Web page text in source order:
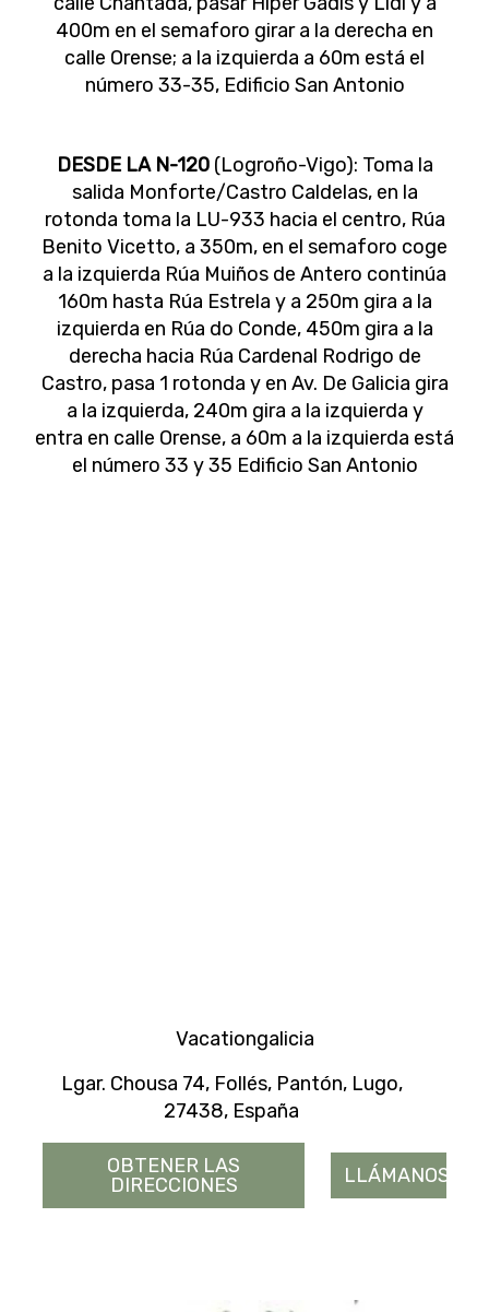
400m en el semaforo girar a la derecha en
calle Orense; a la izquierda a 60m está el
número 33-35, Edificio San Antonio
DESDE LA N-120(Logroño-Vigo): Toma la
salida Monforte/Castro Caldelas, en la
rotonda toma la LU-933 hacia el centro, Rúa
Benito Vicetto, a 350m, en el semaforo coge
a la izquierda Rúa Muiños de Antero continúa
160m hasta Rúa Estrela y a 250m gira a la
izquierda en Rúa do Conde, 450m gira a la
derecha hacia Rúa Cardenal Rodrigo de
Castro, pasa 1 rotonda y en Av. De Galicia gira
a la izquierda, 240m gira a la izquierda y
entra en calle Orense, a 60m a la izquierda está
el número 33 y 35 Edificio San Antonio
Vacationgalicia
Lgar. Chousa 74, Follés, Pantón, Lugo,
27438, España
OBTENER LAS
DIRECCIONES
LLÁMANOS